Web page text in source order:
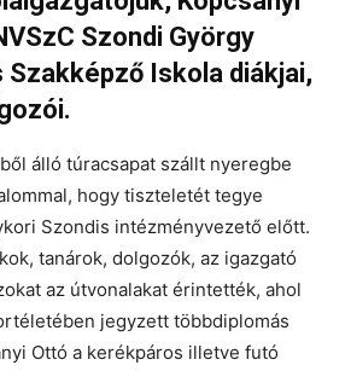
Szondi György
Szakképző Iskola diákjai,
álló túracsapat szállt nyeregbe
hogy tiszteletét tegye
Szondis intézményvezető előtt.
tanárok, dolgozók, az igazgató
az útvonalakat érintették, ahol
jegyzett többdiplomás
Ottó a kerékpáros illetve futó